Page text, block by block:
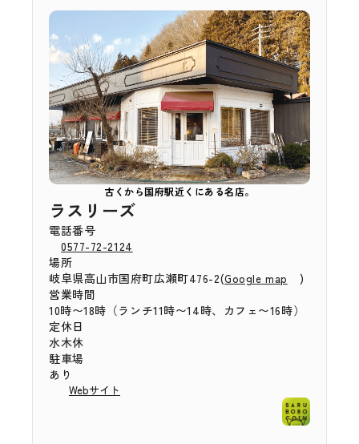
古くから国府駅近くにある名店。
ラスリーズ
電話番号
0577-72-2124
場所
岐阜県高山市国府町広瀬町476-2(Google map
)
営業時間
10時〜18時（ランチ11時〜14時、カフェ〜16時）
定休日
水木休
駐車場
あり
Webサイト